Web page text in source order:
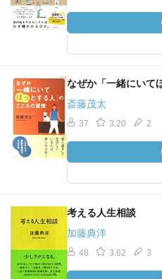
なぜか「一緒にいて
斎藤茂太
37 3.20 2
考える人生相談
加藤典洋
48 3.62 3